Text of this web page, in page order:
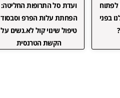
בפני
ועדת סל התרופות החליטה:
הפחתת עלות הפרפ וסבסוד
טיפול שינוי קול לא.נשים על
הקשת הטרנסית